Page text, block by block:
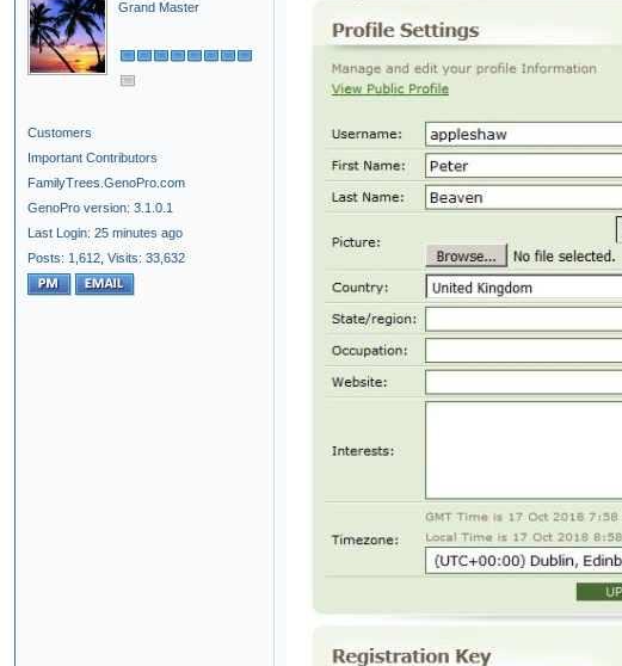
Grand Master
Customers
Important Contributors
FamilyTrees.GenoPro.com
GenoPro version: 3.1.0.1
Last Login: 25 minutes ago
Posts: 1,612, Visits: 33,632